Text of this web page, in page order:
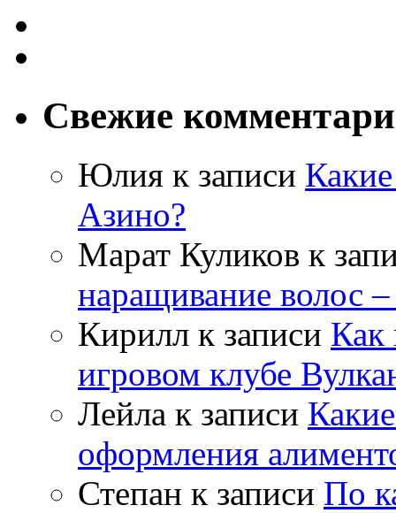
Свежие
Юлия к записи
Азино?
Марат Куликов к
наращивание волос
Кирилл к записи Как
игровом клубе
Лейла к записи
оформления
Степан к записи По